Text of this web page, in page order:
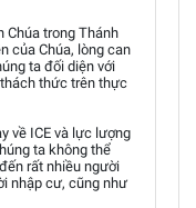
Chúa trong Thánh
của Chúa, lòng can
ta đối diện với
thức trên thực
về ICE và lực lượng
ta không thể
rất nhiều người
nhập cư, cũng như